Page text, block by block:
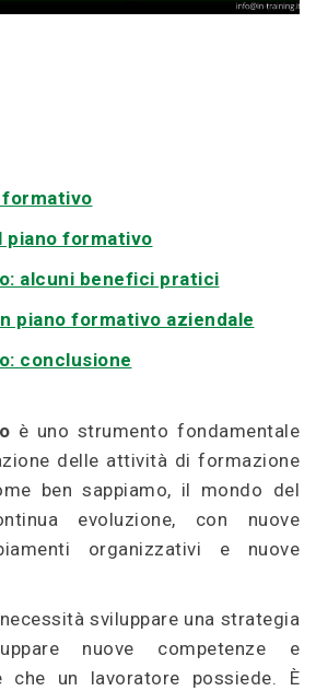
formativo
piano formativo
alcuni benefici pratici
piano formativo aziendale
conclusione
è uno strumento fondamentale
delle attività di formazione
ben sappiamo, il mondo del
evoluzione, con nuove
organizzativi e nuove
sviluppare una strategia
nuove competenze e
che un lavoratore possiede. È